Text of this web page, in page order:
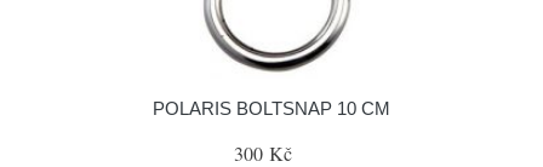
POLARIS BOLTSNAP 10 CM
300 Kč